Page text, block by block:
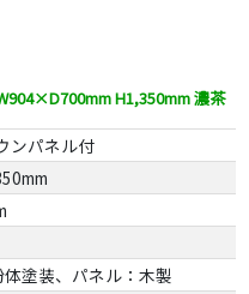
H1,350mm 濃茶
ンパネル付
塗装、パネル：木製